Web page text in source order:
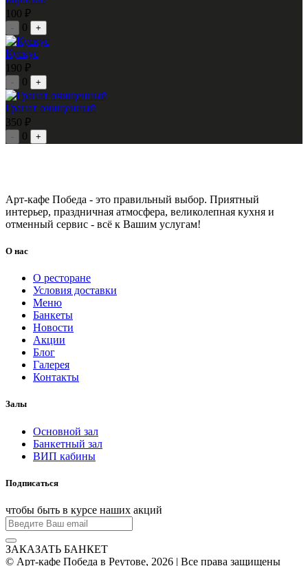
100 ₽
- 0 +
Кускус
190 ₽
- 0 +
Гранат очищенный
350 ₽
- 0 +
Арт-кафе Победа - это правильный выбор. Приятный
интерьер, праздничная атмосфера, великолепная кухня и
отменный сервис - всё к Вашим услугам!
О нас
О ресторане
Условия доставки
Меню
Банкеты
Новости
Акции
Блог
Галерея
Контакты
Залы
Основной зал
Банкетный зал
ВИП кабины
Подписаться
чтобы быть в курсе наших акций
ЗАКАЗАТЬ БАНКЕТ
© Арт-кафе Победа в Реутове, 2026 | Все права защищены